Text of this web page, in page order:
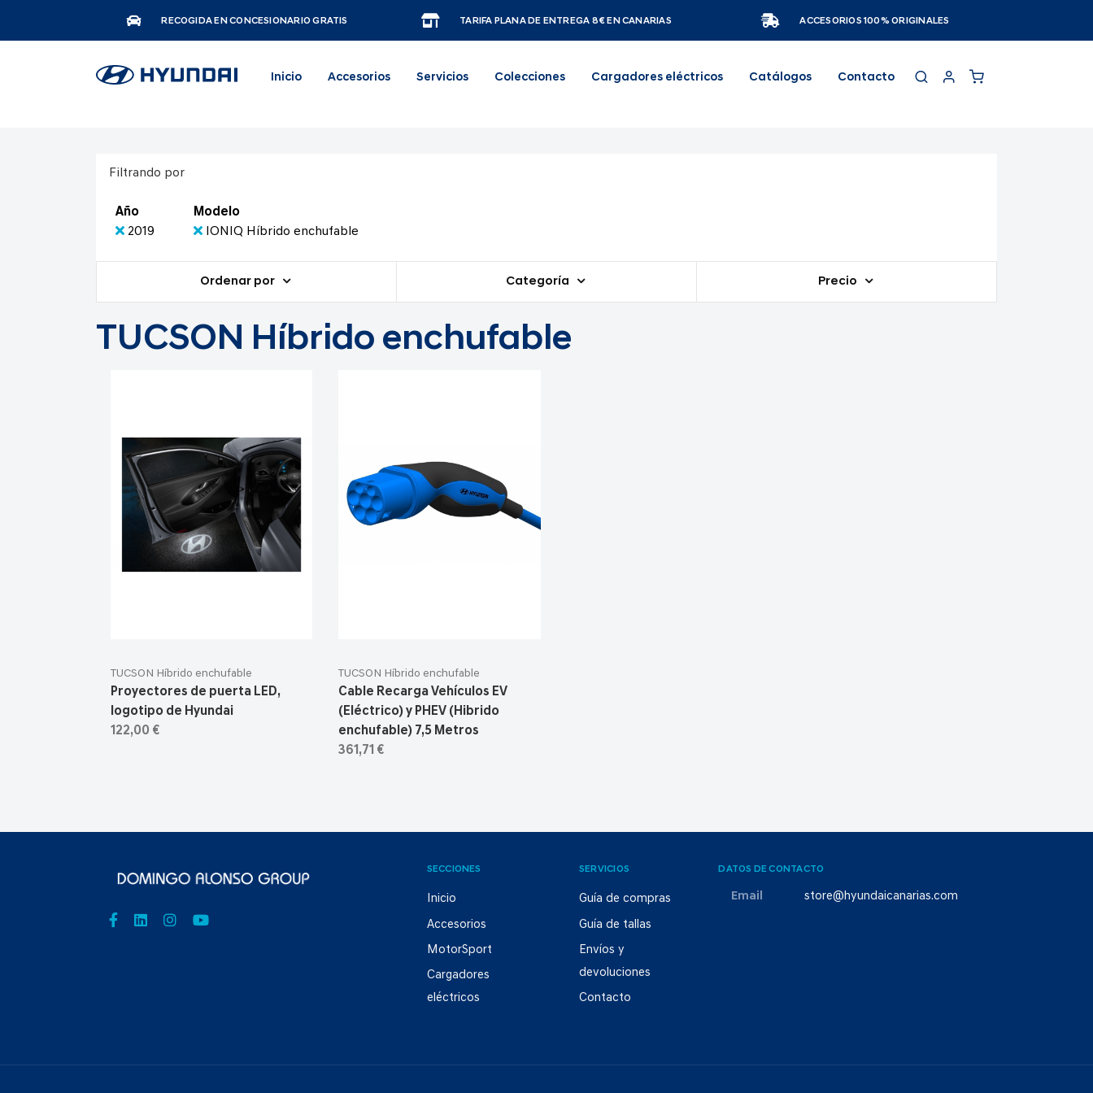
RECOGIDA EN CONCESIONARIO GRATIS TARIFA PLANA DE ENTREGA 8€ EN CANARIAS ACCESORIOS 100% ORIGINALES
Inicio Accesorios Servicios Colecciones Cargadores eléctricos Catálogos Contacto
Filtrando por
Año
2019
Modelo
IONIQ Híbrido enchufable
Ordenar por Categoría Precio
TUCSON Híbrido enchufable
TUCSON Híbrido enchufable
Proyectores de puerta LED,
logotipo de Hyundai
122,00 €
TUCSON Híbrido enchufable
Cable Recarga Vehículos EV
(Eléctrico) y PHEV (Hibrido
enchufable) 7,5 Metros
361,71 €
SECCIONES
Inicio
Accesorios
MotorSport
Cargadores
eléctricos
SERVICIOS
Guía de compras
Guía de tallas
Envíos y
devoluciones
Contacto
DATOS DE CONTACTO
Email store@hyundaicanarias.com